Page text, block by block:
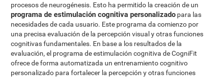
procesos de neurogénesis. Esto ha permitido la creación de un
programa de estimulación cognitiva personalizado para las
necesidades de cada usuario. Este programa da comienzo por
una precisa evaluación de la percepción visual y otras funciones
cognitivas fundamentales. En base a los resultados de la
evaluación, el programa de estimulación cognitiva de CogniFit
ofrece de forma automatizada un entrenamiento cognitivo
personalizado para fortalecer la percepción y otras funciones